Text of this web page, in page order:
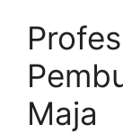
Maja